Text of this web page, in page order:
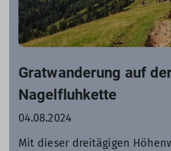
Gratwanderung auf
Nagelfluhkette
04.08.2024
Mit dieser dreitägigen